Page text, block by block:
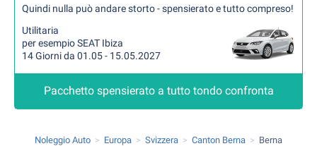
Quindi nulla può andare storto - spensierato e tutto compreso!
Utilitaria
per esempio SEAT Ibiza
14 Giorni da 01.05 - 15.05.2027
Pacchetto spensierato a tutto tondo confronta
Noleggio Auto Europa Svizzera Canton Berna Berna